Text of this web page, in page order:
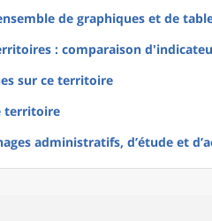
de graphiques et de
: comparaison
sur ce territoire
territoire
administratifs, d’étude et